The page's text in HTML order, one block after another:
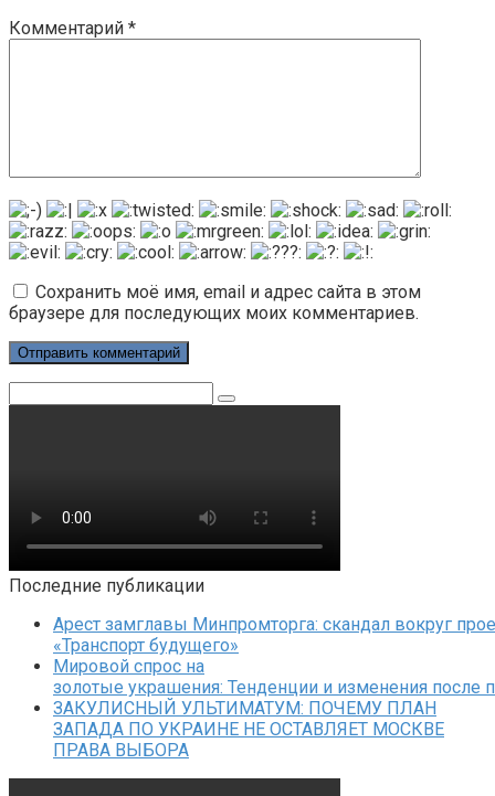
Комментарий *
Сохранить моё имя, email и адрес сайта в этом
браузере для последующих моих комментариев.
Последние публикации
Арест замглавы Минпромторга: скандал вокруг
«Транспорт будущего»
Мировой спрос на
золотые украшения: Тенденции и изменения после
ЗАКУЛИСНЫЙ УЛЬТИМАТУМ: ПОЧЕМУ ПЛАН
ЗАПАДА ПО УКРАИНЕ НЕ ОСТАВЛЯЕТ МОСКВЕ
ПРАВА ВЫБОРА